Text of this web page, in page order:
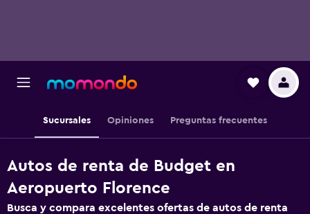
Sucursales Opiniones Preguntas frecuentes
Autos de renta de Budget en
Aeropuerto Florence
Busca y compara excelentes ofertas de autos de renta